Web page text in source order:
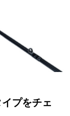
プをチェ